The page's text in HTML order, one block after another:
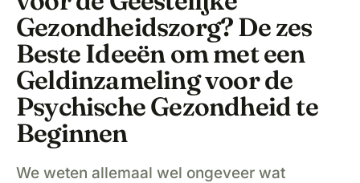
Gezondheidszorg? De zes
Beste Ideeën om met een
Geldinzameling voor de
Psychische Gezondheid te
Beginnen
We weten allemaal wel ongeveer wat